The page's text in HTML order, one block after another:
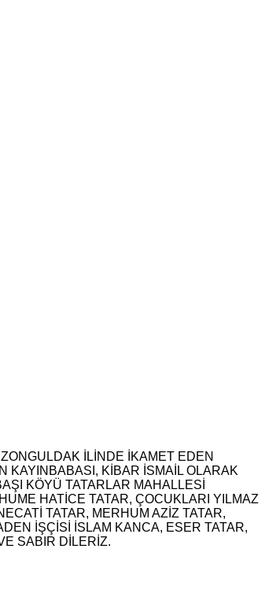
İLİNDE İKAMET EDEN
KAYINBABASI, KİBAR İSMAİL OLARAK
KÖYÜ TATARLAR MAHALLESİ
HATİCE TATAR, ÇOCUKLARI YILMAZ
TATAR, MERHUM AZİZ TATAR,
İŞÇİSİ İSLAM KANCA, ESER TATAR,
SABIR DİLERİZ.